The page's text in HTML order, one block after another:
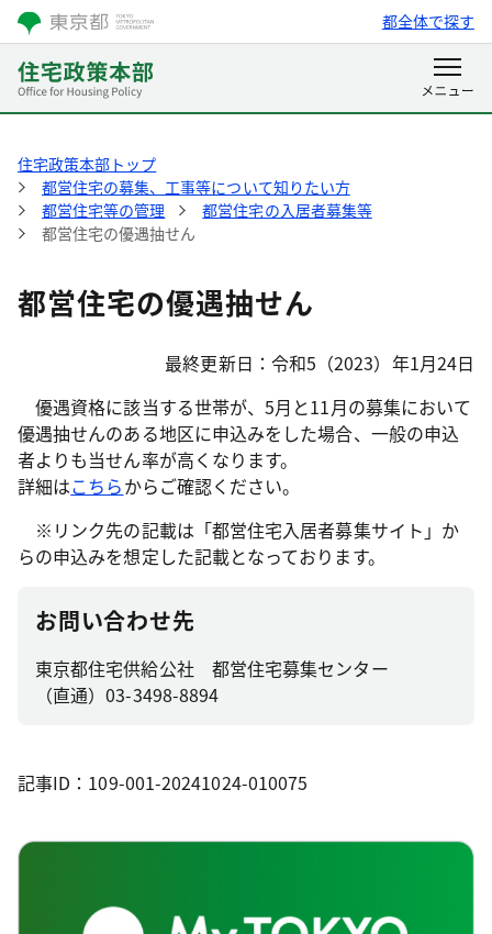
都全体で探す
住宅政策本部トップ
都営住宅の募集、工事等について知りたい方
都営住宅等の管理
都営住宅の入居者募集等
都営住宅の優遇抽せん
都営住宅の優遇抽せん
最終更新日：令和5（2023）年1月24日
優遇資格に該当する世帯が、5月と11月の募集において
優遇抽せんのある地区に申込みをした場合、一般の申込
者よりも当せん率が高くなります。
詳細はこちらからご確認ください。
※リンク先の記載は「都営住宅入居者募集サイト」か
らの申込みを想定した記載となっております。
お問い合わせ先
東京都住宅供給公社 都営住宅募集センター
（直通）03-3498-8894
記事ID：109-001-20241024-010075